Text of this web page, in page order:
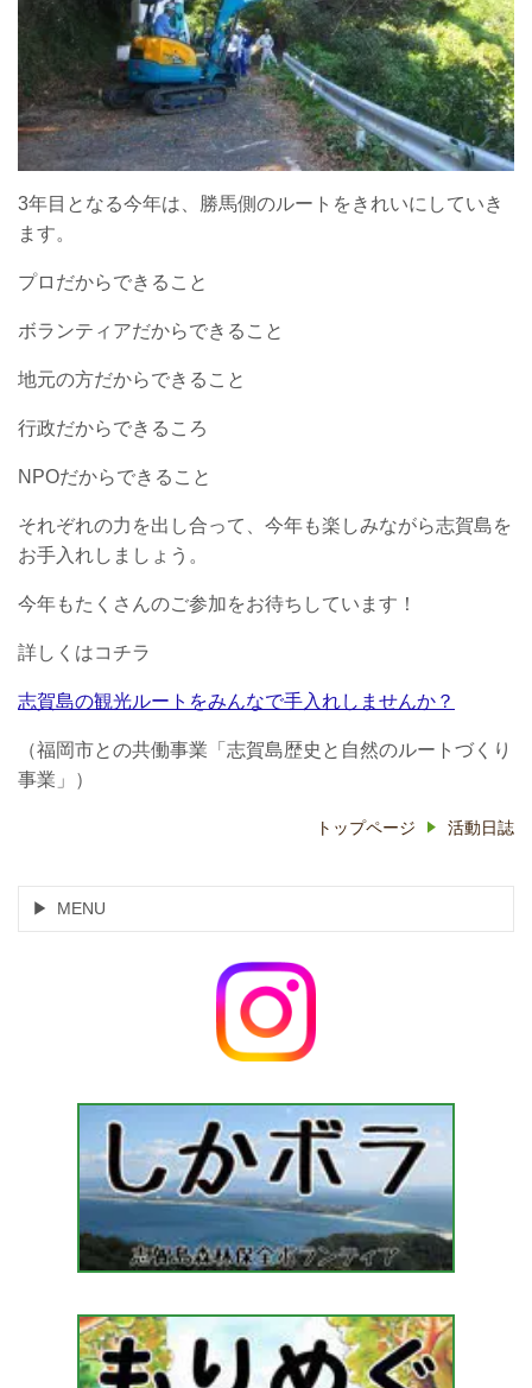
3年目となる今年は、勝馬側のルートをきれいにしていき
ます。
プロだからできること
ボランティアだからできること
地元の方だからできること
行政だからできるころ
NPOだからできること
それぞれの力を出し合って、今年も楽しみながら志賀島を
お手入れしましょう。
今年もたくさんのご参加をお待ちしています！
詳しくはコチラ
志賀島の観光ルートをみんなで手入れしませんか？
（福岡市との共働事業「志賀島歴史と自然のルートづくり
事業」）
トップページ 活動日誌
MENU